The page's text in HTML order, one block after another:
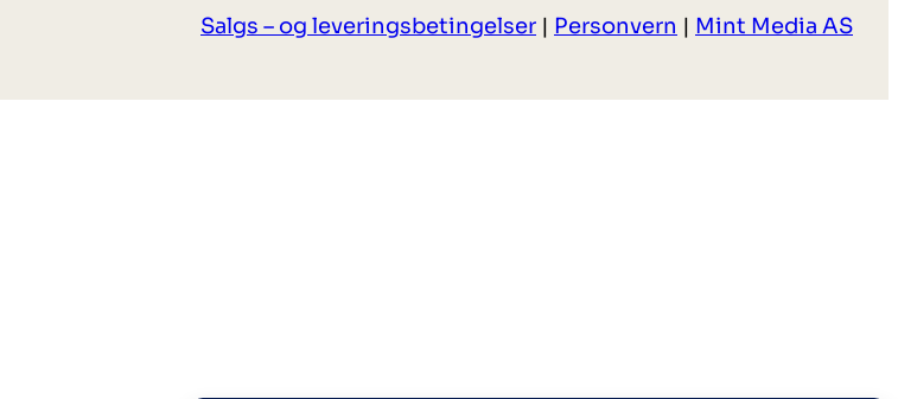
Salgs – og leveringsbetingelser | Personvern | Mint Media AS